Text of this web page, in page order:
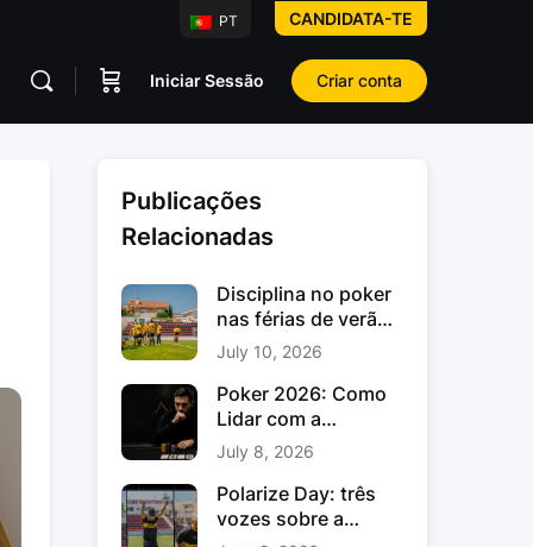
PT CANDIDATA-TE
Iniciar Sessão Criar conta
Publicações
Relacionadas
Disciplina no poker
nas férias de verão:
como manter o foco
July 10, 2026
Poker 2026: Como
Lidar com a
Variância no Poker e
os Downswings
July 8, 2026
Polarize Day: três
vozes sobre a